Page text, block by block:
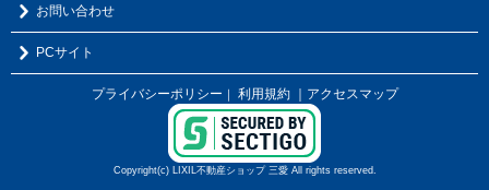
お問い合わせ
PCサイト
プライバシーポリシー ｜ 利用規約 ｜アクセスマップ
Copyright(c) LIXIL不動産ショップ 三愛 All rights reserved.